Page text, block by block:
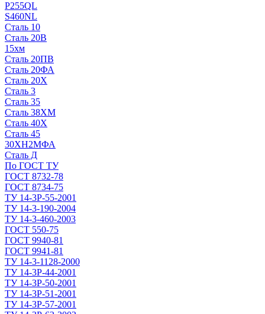
P255QL
S460NL
Сталь 10
Сталь 20В
15хм
Сталь 20ПВ
Сталь 20ФА
Сталь 20Х
Сталь 3
Сталь 35
Сталь 38ХМ
Сталь 40Х
Сталь 45
30ХН2МФА
Сталь Д
По ГОСТ ТУ
ГОСТ 8732-78
ГОСТ 8734-75
ТУ 14-3Р-55-2001
ТУ 14-3-190-2004
ТУ 14-3-460-2003
ГОСТ 550-75
ГОСТ 9940-81
ГОСТ 9941-81
ТУ 14-3-1128-2000
ТУ 14-3Р-44-2001
ТУ 14-3Р-50-2001
ТУ 14-3Р-51-2001
ТУ 14-3Р-57-2001